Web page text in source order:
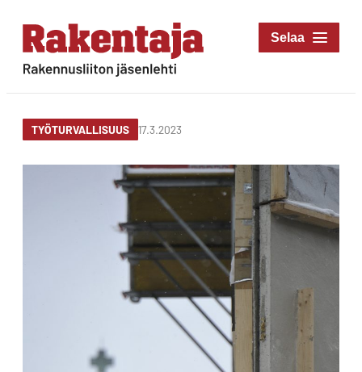
Siirry
suoraan
sisältöön
Rakentaja-lehti
TYÖTURVALLISUUS 17.3.2023